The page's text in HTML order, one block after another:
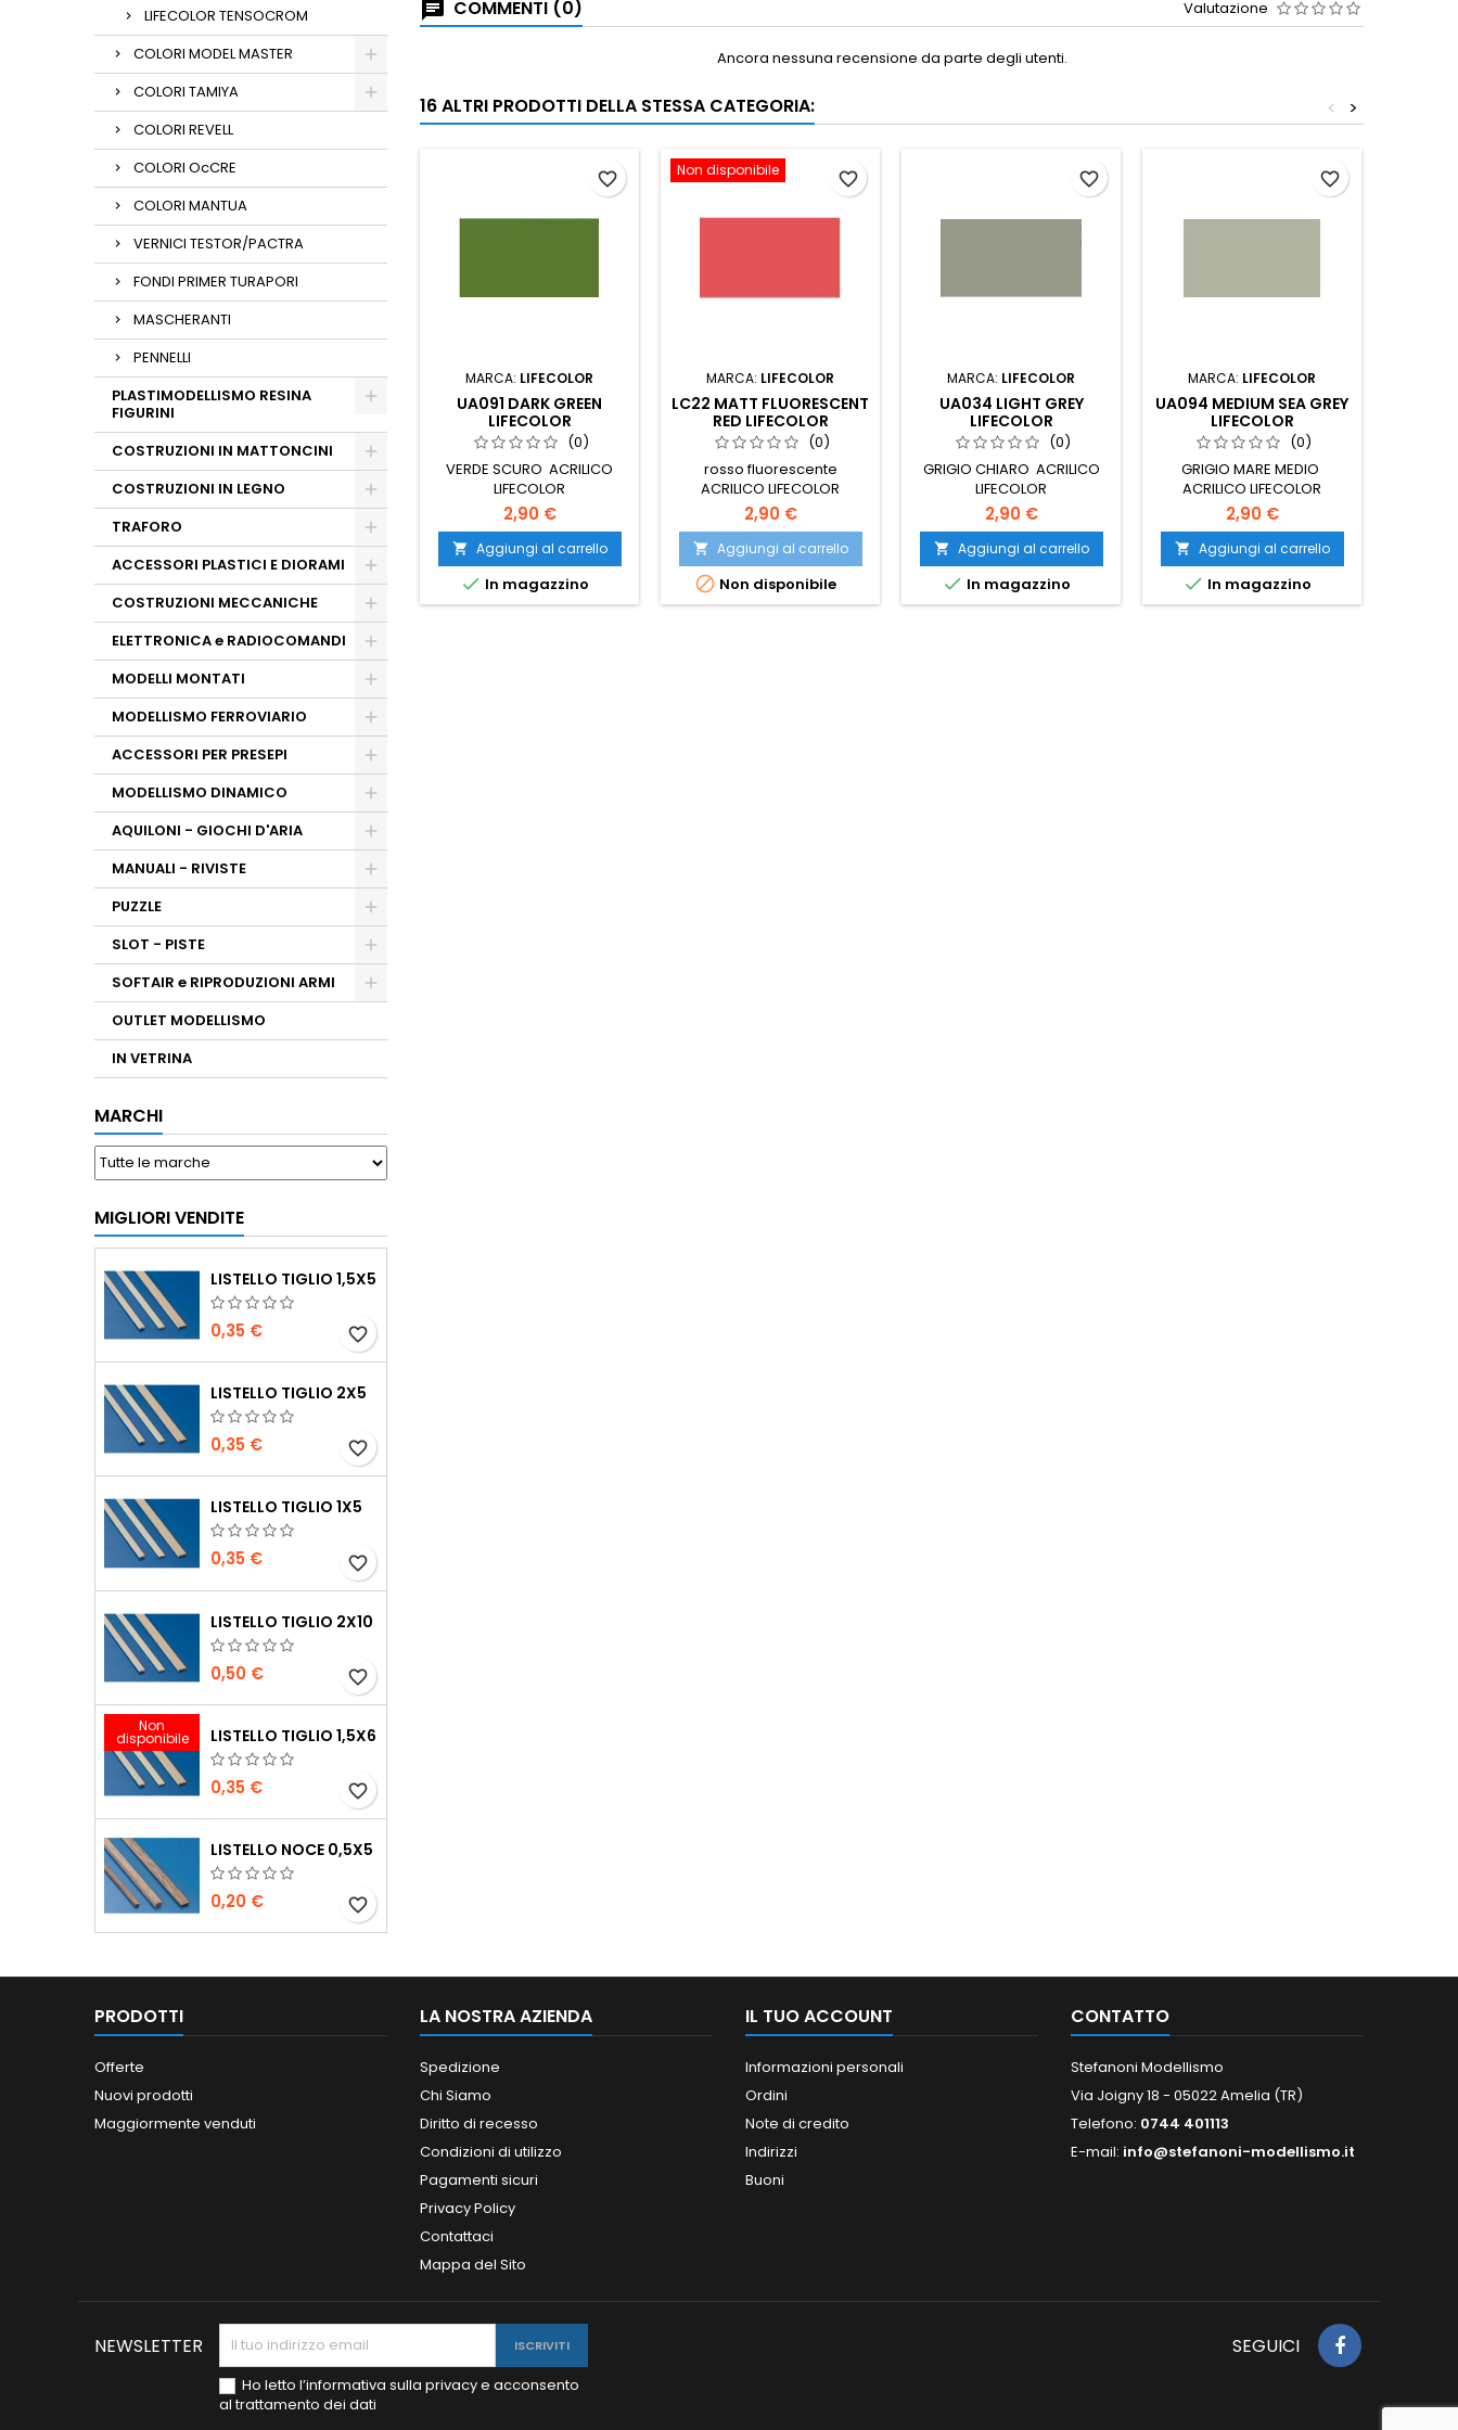
LIFECOLOR TENSOCROM
COLORI MODEL MASTER
COLORI TAMIYA
COLORI REVELL
COLORI OcCRE
COLORI MANTUA
VERNICI TESTOR/PACTRA
FONDI PRIMER TURAPORI
MASCHERANTI
PENNELLI
PLASTIMODELLISMO RESINA
FIGURINI
COSTRUZIONI IN MATTONCINI
COSTRUZIONI IN LEGNO
TRAFORO
ACCESSORI PLASTICI E DIORAMI
COSTRUZIONI MECCANICHE
ELETTRONICA e RADIOCOMANDI
MODELLI MONTATI
MODELLISMO FERROVIARIO
ACCESSORI PER PRESEPI
MODELLISMO DINAMICO
AQUILONI - GIOCHI D'ARIA
MANUALI - RIVISTE
PUZZLE
SLOT - PISTE
SOFTAIR e RIPRODUZIONI ARMI
OUTLET MODELLISMO
IN VETRINA
MARCHI
MIGLIORI VENDITE
LISTELLO TIGLIO 1,5X5
0,35 € favorite_border
LISTELLO TIGLIO 2X5
0,35 € favorite_border
LISTELLO TIGLIO 1X5
0,35 € favorite_border
LISTELLO TIGLIO 2X10
0,50 € favorite_border
Non
disponibile LISTELLO TIGLIO 1,5X6
0,35 € favorite_border
LISTELLO NOCE 0,5X5
0,20 € favorite_border
COMMENTI (0) Valutazione
Ancora nessuna recensione da parte degli utenti.
16 ALTRI PRODOTTI DELLA STESSA CATEGORIA: >
<
MARCA: LIFECOLOR
UA091 DARK GREEN
LIFECOLOR
(0)
VERDE SCURO ACRILICO
LIFECOLOR
2,90 €
 Aggiungi al carrello
 In magazzino
favorite_border Non disponibile
MARCA: LIFECOLOR
LC22 MATT FLUORESCENT
RED LIFECOLOR
(0)
rosso fluorescente
ACRILICO LIFECOLOR
2,90 €
 Aggiungi al carrello
 Non disponibile
favorite_border
MARCA: LIFECOLOR
UA034 LIGHT GREY
LIFECOLOR
(0)
GRIGIO CHIARO ACRILICO
LIFECOLOR
2,90 €
 Aggiungi al carrello
 In magazzino
favorite_border
MARCA: LIFECOLOR
UA094 MEDIUM SEA GREY
LIFECOLOR
(0)
GRIGIO MARE MEDIO
ACRILICO LIFECOLOR
2,90 €
 Aggiungi al carrello
 In magazzino
favorite_border
PRODOTTI
Offerte
Nuovi prodotti
Maggiormente venduti
LA NOSTRA AZIENDA
Spedizione
Chi Siamo
Diritto di recesso
Condizioni di utilizzo
Pagamenti sicuri
Privacy Policy
Contattaci
Mappa del Sito
IL TUO ACCOUNT
Informazioni personali
Ordini
Note di credito
Indirizzi
Buoni
CONTATTO
Stefanoni Modellismo
Via Joigny 18 - 05022 Amelia (TR)
Telefono: 0744 401113
E-mail: info@stefanoni-modellismo.it
NEWSLETTER
Ho letto l’informativa sulla privacy e acconsento
al trattamento dei dati
SEGUICI